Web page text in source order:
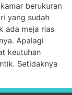
berukuran
yang sudah
ada meja rias
Apalagi
keutuhan
Setidaknya